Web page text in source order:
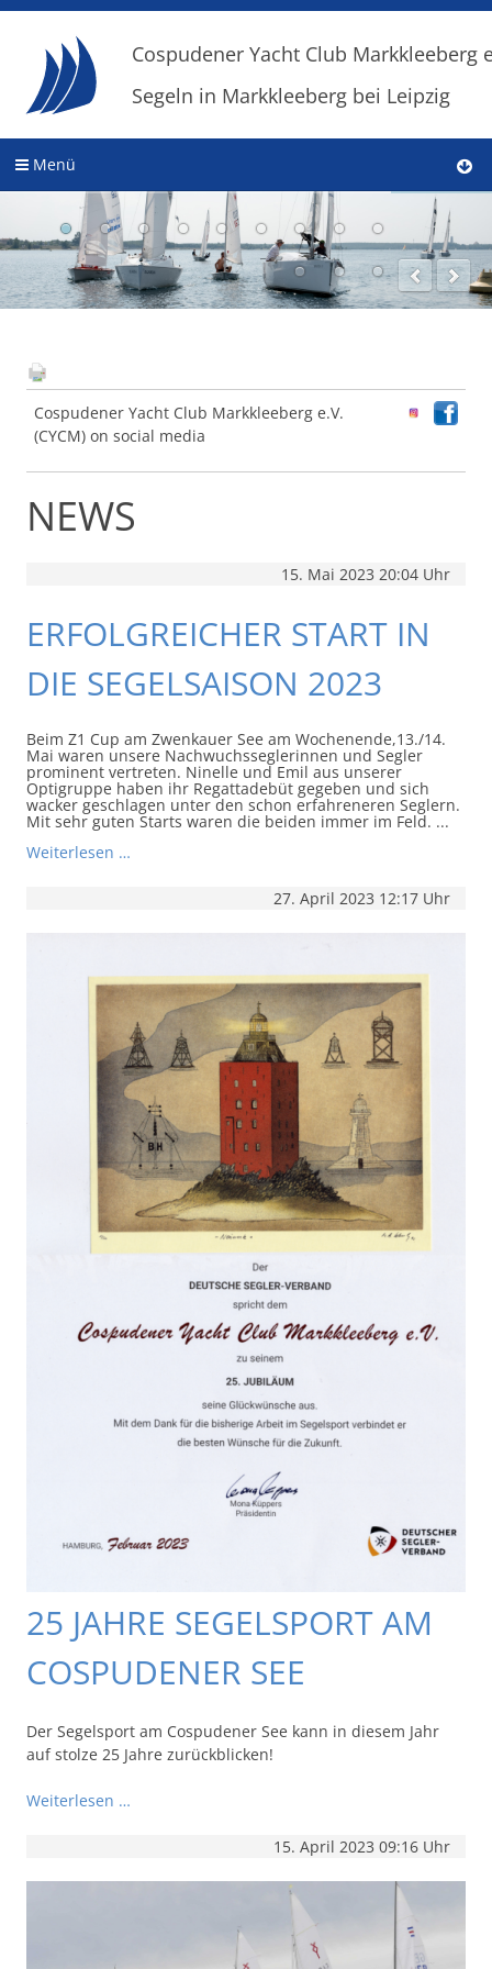
Cospudener Yacht Club Markkleeberg
Segeln in Markkleeberg bei Leipzig
Menü
Cospudener Yacht Club Markkleeberg e.V.
(CYCM) on social media
NEWS
15. Mai 2023 20:04 Uhr
ERFOLGREICHER START IN
DIE SEGELSAISON 2023
Beim Z1 Cup am Zwenkauer See am Wochenende,13./14.
Mai waren unsere Nachwuchsseglerinnen und Segler
prominent vertreten. Ninelle und Emil aus unserer
Optigruppe haben ihr Regattadebüt gegeben und sich
wacker geschlagen unter den schon erfahreneren Seglern.
Mit sehr guten Starts waren die beiden immer im Feld. ...
Weiterlesen …
27. April 2023 12:17 Uhr
25 JAHRE SEGELSPORT AM
COSPUDENER SEE
Der Segelsport am Cospudener See kann in diesem Jahr
auf stolze 25 Jahre zurückblicken!
Weiterlesen …
15. April 2023 09:16 Uhr